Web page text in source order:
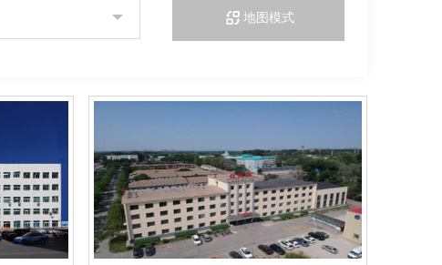
地图模式